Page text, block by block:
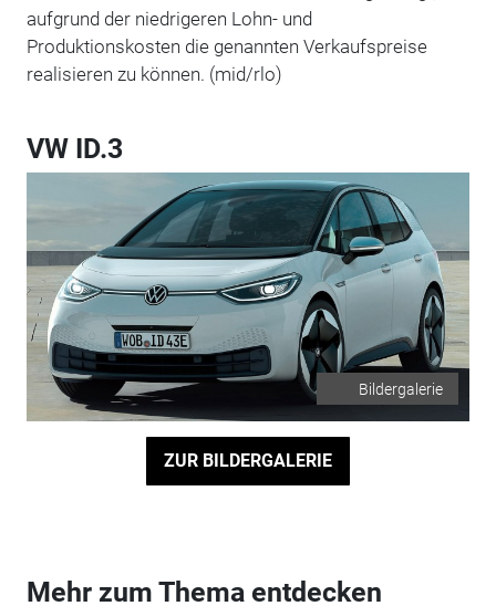
aufgrund der niedrigeren Lohn- und
Produktionskosten die genannten Verkaufspreise
realisieren zu können. (mid/rlo)
VW ID.3
Bildergalerie
ZUR BILDERGALERIE
Mehr zum Thema entdecken